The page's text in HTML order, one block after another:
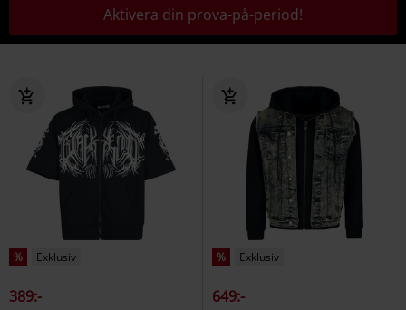
Aktivera din prova-på-period!
% Exklusiv
389:-
% Exklusiv
649:-